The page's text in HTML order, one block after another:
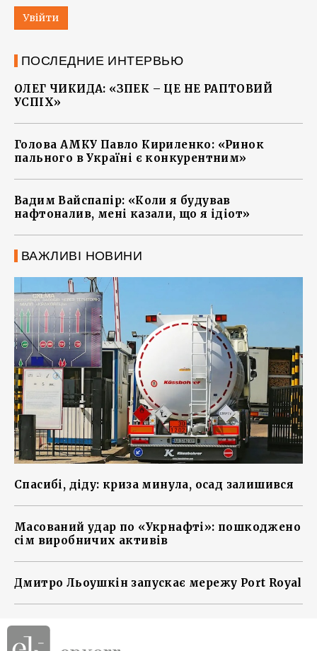
Увійти
ПОСЛЕДНИЕ ИНТЕРВЬЮ
ОЛЕГ ЧИКИДА: «ЗПЕК – ЦЕ НЕ РАПТОВИЙ
УСПІХ»
Голова АМКУ Павло Кириленко: «Ринок
пального в Україні є конкурентним»
Вадим Вайспапір: «Коли я будував
нафтоналив, мені казали, що я ідіот»
ВАЖЛИВІ НОВИНИ
Спасибі, діду: криза минула, осад залишився
Масований удар по «Укрнафті»: пошкоджено
сім виробничих активів
Дмитро Льоушкін запускає мережу Port Royal